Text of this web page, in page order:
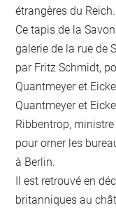
étrangères du Reich.
Ce tapis de la
galerie de la rue de
par Fritz Schmidt,
Quantmeyer et
Quantmeyer et
Ribbentrop,
pour orner les
à Berlin.
Il est retrouvé en
britanniques au